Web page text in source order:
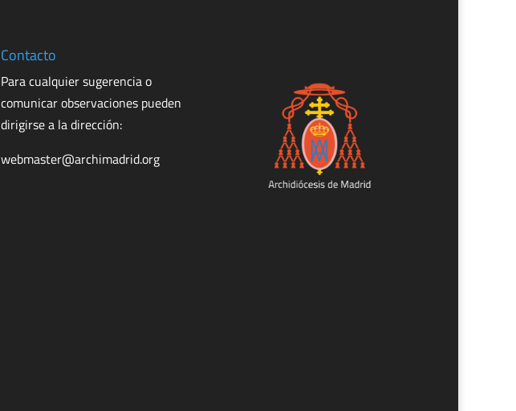
Contacto
Para cualquier sugerencia o
comunicar observaciones pueden
dirigirse a la dirección:
webmaster@archimadrid.org